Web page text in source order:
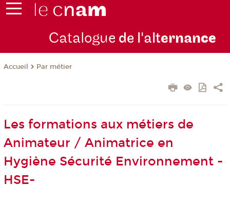
Catalogue de l'alternance
Accueil Par métier
Les formations aux métiers de
Animateur / Animatrice en
Hygiène Sécurité Environnement -
HSE-